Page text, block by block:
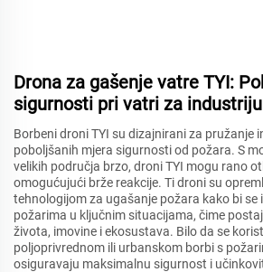
Drona za gašenje vatre TYI:
sigurnosti pri vatri za
Borbeni droni TYI su dizajnirani za pružanje
poboljšanih mjera sigurnosti od požara. S
velikih područja brzo, droni TYI mogu rano
omogućujući brže reakcije. Ti droni su
tehnologijom za ugašanje požara kako bi se
požarima u ključnim situacijama, čime
života, imovine i ekosustava. Bilo da se
poljoprivrednom ili urbanskom borbi s
osiguravaju maksimalnu sigurnost i